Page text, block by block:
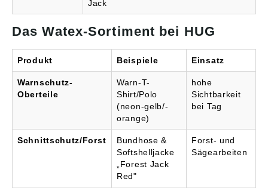
(EN) für Schutzkleidung
Kettensägen, kurz EN
werden vier
Schutzklassen
maximalen
Kettengeschwindigkeit
Schutzklasse 3: 28
Jack
Das Watex-Sortiment bei HUG
Produkt Beispiele Einsatz
Warnschutz-
Oberteile
Warn-T-
Shirt/Polo
(neon-gelb/-
orange)
hohe
Sichtbarkeit
bei Tag
Schnittschutz/Forst
Bundhose &
Softshelljacke
„Forest Jack
Red"
Forst- und
Sägearbeiten